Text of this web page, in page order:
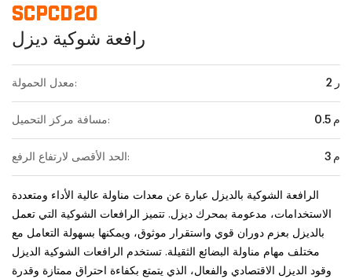
SCPCD20
رافعة شوكية ديزل
معدل الحمولة: 2 ر
مسافة مركز التحميل: 0.5 م
الحد الأقصى لارتفاع الرفع: 3 م
الرافعة الشوكية بالديزل عبارة عن معدات مناولة عالية الأداء ومتعددة
الاستخدامات، مدعومة بمحرك ديزل. تتميز الرافعات الشوكية التي تعمل
بالديزل بعزم دوران قوي واستقرار موثوق، ويمكنها بسهولة التعامل مع
مختلف مهام مناولة البضائع الثقيلة. تستخدم الرافعات الشوكية الديزل
وقود الديزل الاقتصادي والفعال، الذي يتمتع بكفاءة احتراق ممتازة وقدرة